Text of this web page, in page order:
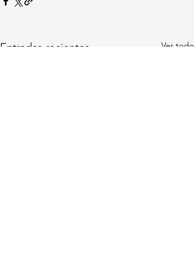
Entradas recientes Ver todo